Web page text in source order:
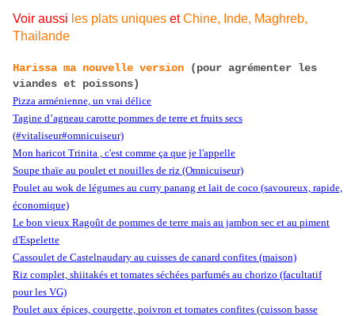
Voir aussi les plats uniques etChine, Inde, Maghreb,
Thailande
Harissa ma nouvelle version (pour agrémenter les
viandes et poissons)
Pizza arménienne, un vrai délice
Tagine d’agneau carotte pommes de terre et fruits secs
(#vitaliseur#omnicuiseur)
Mon haricot Trinita , c'est comme ça que je l'appelle
Soupe thaïe au poulet et nouilles de riz (Omnicuiseur)
Poulet au wok de légumes au curry panang et lait de coco (savoureux, rapide,
économique)
Le bon vieux Ragoût de pommes de terre mais au jambon sec et au piment
d'Espelette
Cassoulet de Castelnaudary au cuisses de canard confites (maison)
Riz complet, shiitakés et tomates séchées parfumés au chorizo (facultatif
pour les VG)
Poulet aux épices, courgette, poivron et tomates confites (cuisson basse